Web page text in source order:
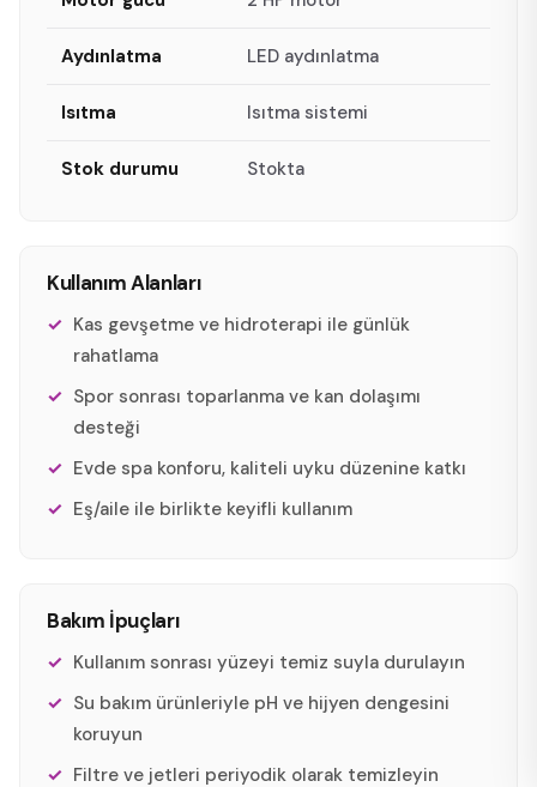
Aydınlatma LED aydınlatma
Isıtma Isıtma sistemi
Stok durumu Stokta
Kullanım Alanları
Kas gevşetme ve hidroterapi ile günlük
rahatlama
Spor sonrası toparlanma ve kan dolaşımı
desteği
Evde spa konforu, kaliteli uyku düzenine katkı
Eş/aile ile birlikte keyifli kullanım
Bakım İpuçları
Kullanım sonrası yüzeyi temiz suyla durulayın
Su bakım ürünleriyle pH ve hijyen dengesini
koruyun
Filtre ve jetleri periyodik olarak temizleyin